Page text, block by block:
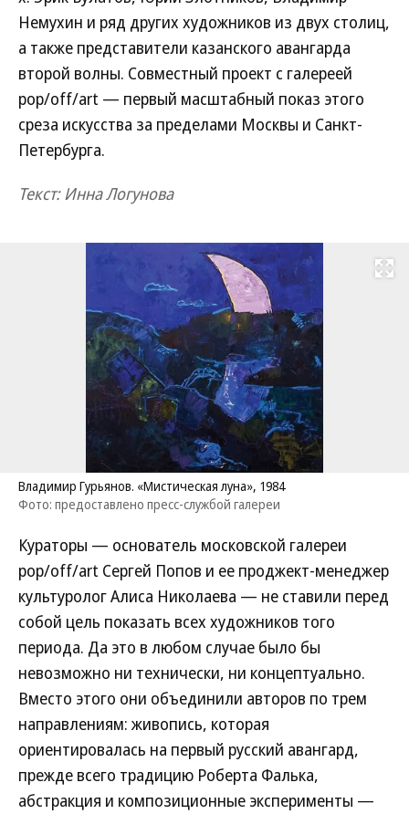
Немухин и ряд других художников из двух столиц,
а также представители казанского авангарда
второй волны. Совместный проект с галереей
pop/off/art — первый масштабный показ этого
среза искусства за пределами Москвы и Санкт-
Петербурга.
Текст: Инна Логунова
Развернуть
Владимир Гурьянов. «Мистическая луна», 1984
Фото: предоставлено пресс-службой галереи
Кураторы — основатель московской галереи
pop/off/art Сергей Попов и ее проджект-менеджер
культуролог Алиса Николаева — не ставили перед
собой цель показать всех художников того
периода. Да это в любом случае было бы
невозможно ни технически, ни концептуально.
Вместо этого они объединили авторов по трем
направлениям: живопись, которая
ориентировалась на первый русский авангард,
прежде всего традицию Роберта Фалька,
абстракция и композиционные эксперименты —